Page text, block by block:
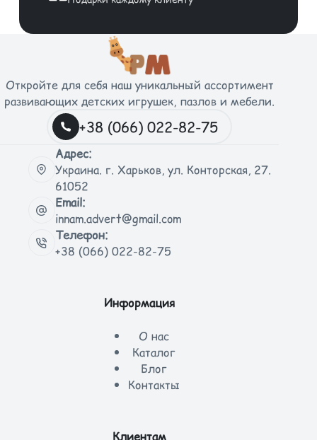
Откройте для себя наш уникальный ассортимент
развивающих детских игрушек, пазлов и мебели.
+38 (066) 022-82-75
Адрес:
Украина. г. Харьков, ул. Конторская, 27.
61052
Email:
innam.advert@gmail.com
Телефон:
+38 (066) 022-82-75
Информация
О нас
Каталог
Блог
Контакты
Клиентам